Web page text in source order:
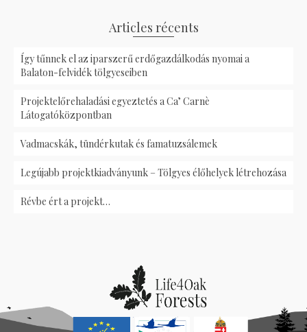
Articles récents
Így tűnnek el az iparszerű erdőgazdálkodás nyomai a
Balaton-felvidék tölgyeseiben
Projektelőrehaladási egyeztetés a Ca’ Carnè
Látogatóközpontban
Vadmacskák, tündérkutak és famatuzsálemek
Legújabb projektkiadványunk – Tölgyes élőhelyek létrehozása
Révbe ért a projekt…